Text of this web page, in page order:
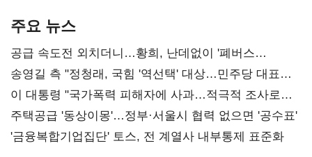
주요 뉴스
공급 속도전 외치더니…황희, 난데없이 '폐버스
리모델링' 제안
송영길 측 "정청래, 국힘 '역선택' 대상…민주당 대표로
총선 지휘 못해"
이 대통령 "국가폭력 피해자에 사과…적극적 조사로
진실 밝혀야"
주택공급 '동상이몽'…정부·서울시 협력 없으면 '공수표'
'금융복합기업집단' 토스, 전 계열사 내부통제 표준화